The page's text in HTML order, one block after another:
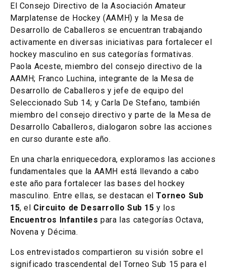
El Consejo Directivo de la Asociación Amateur
Marplatense de Hockey (AAMH) y la Mesa de
Desarrollo de Caballeros se encuentran trabajando
activamente en diversas iniciativas para fortalecer el
hockey masculino en sus categorías formativas.
Paola Aceste, miembro del consejo directivo de la
AAMH; Franco Luchina, integrante de la Mesa de
Desarrollo de Caballeros y jefe de equipo del
Seleccionado Sub 14; y Carla De Stefano, también
miembro del consejo directivo y parte de la Mesa de
Desarrollo Caballeros, dialogaron sobre las acciones
en curso durante este año.
En una charla enriquecedora, exploramos las acciones
fundamentales que la AAMH está llevando a cabo
este año para fortalecer las bases del hockey
masculino. Entre ellas, se destacan elTorneo Sub
15, el Circuito de Desarrollo Sub 15 y los
Encuentros Infantiles para las categorías Octava,
Novena y Décima.
Los entrevistados compartieron su visión sobre el
significado trascendental del Torneo Sub 15 para el